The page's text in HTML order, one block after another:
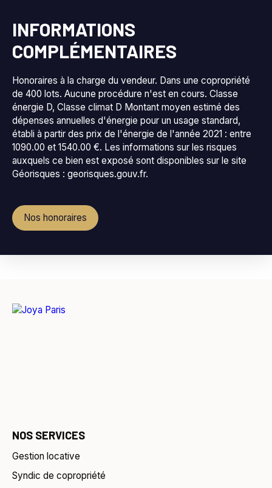
INFORMATIONS
COMPLÉMENTAIRES
Honoraires à la charge du vendeur. Dans une copropriété
de 400 lots. Aucune procédure n'est en cours. Classe
énergie D, Classe climat D Montant moyen estimé des
dépenses annuelles d'énergie pour un usage standard,
établi à partir des prix de l'énergie de l'année 2021 : entre
1090.00 et 1540.00 €. Les informations sur les risques
auxquels ce bien est exposé sont disponibles sur le site
Géorisques : georisques.gouv.fr.
Nos honoraires
NOS SERVICES
Gestion locative
Syndic de copropriété